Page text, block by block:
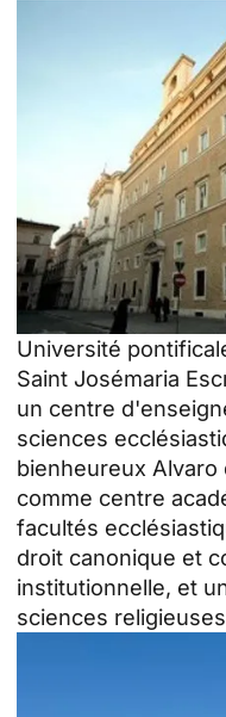
Université
Saint Josémaria
un centre
sciences
bienheureux Alvaro
comme centre
facultés
droit canonique et
institutionnelle, et
sciences